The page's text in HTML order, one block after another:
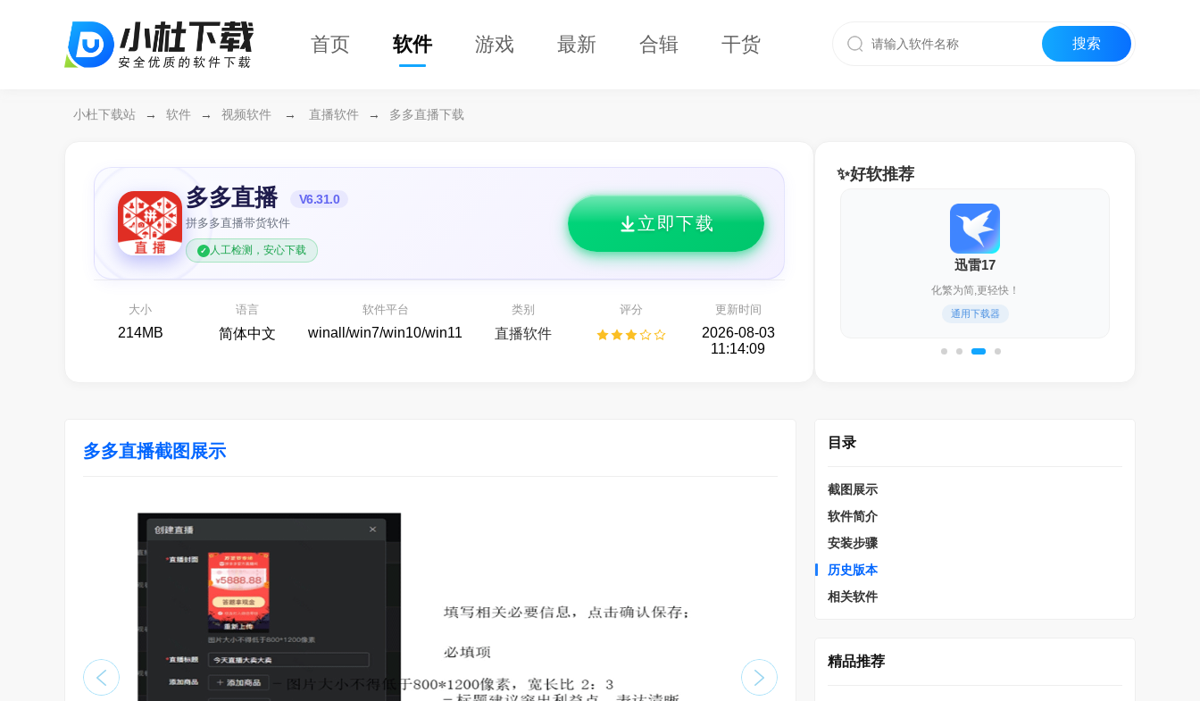
首页 软件 游戏 最新 合辑 干货
小杜下载站 → 软件 → 视频软件 → 直播软件 → 多多直播下载
多多直播 V6.31.0
拼多多直播带货软件
人工检测，安心下载
立即下载
大小
214MB
语言
简体中文
软件平台
winall/win7/win10/win11
类别
直播软件
评分 更新时间
2026-08-03
11:14:09
✨好软推荐
万兴恢复专家64位
备份还原 AI助手
益盟操盘手 迅雷17
化繁为简,更轻快！
通用下载器
多多直播截图展示 目录
截图展示
软件简介
安装步骤
历史版本
相关软件
精品推荐